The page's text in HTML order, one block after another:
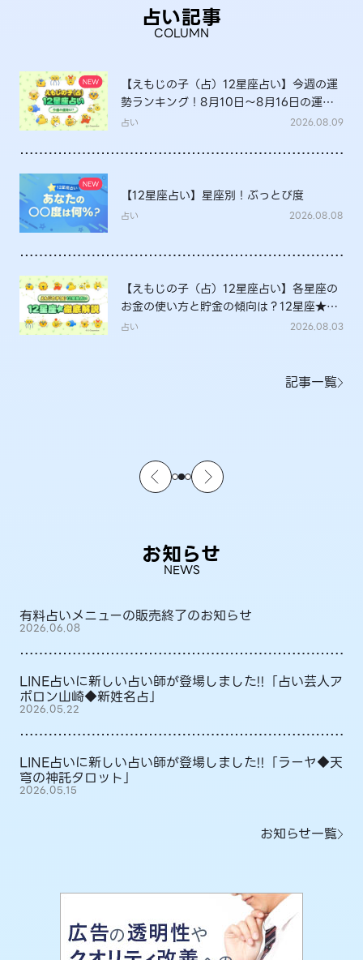
占い記事
COLUMN
【えもじの子（占）12星座占い】今週の運
勢ランキング！8月10日～8月16日の運勢
は？
占い 2026.08.09
【12星座占い】星座別！ぶっとび度
占い 2026.08.08
【えもじの子（占）12星座占い】各星座の
お金の使い方と貯金の傾向は？12星座★徹
底解説
占い 2026.08.03
記事一覧
お知らせ
NEWS
有料占いメニューの販売終了のお知らせ
2026.06.08
LINE占いに新しい占い師が登場しました!!「占い芸人ア
ポロン山崎◆新姓名占」
2026.05.22
LINE占いに新しい占い師が登場しました!!「ラーヤ◆天
穹の神託タロット」
2026.05.15
お知らせ一覧